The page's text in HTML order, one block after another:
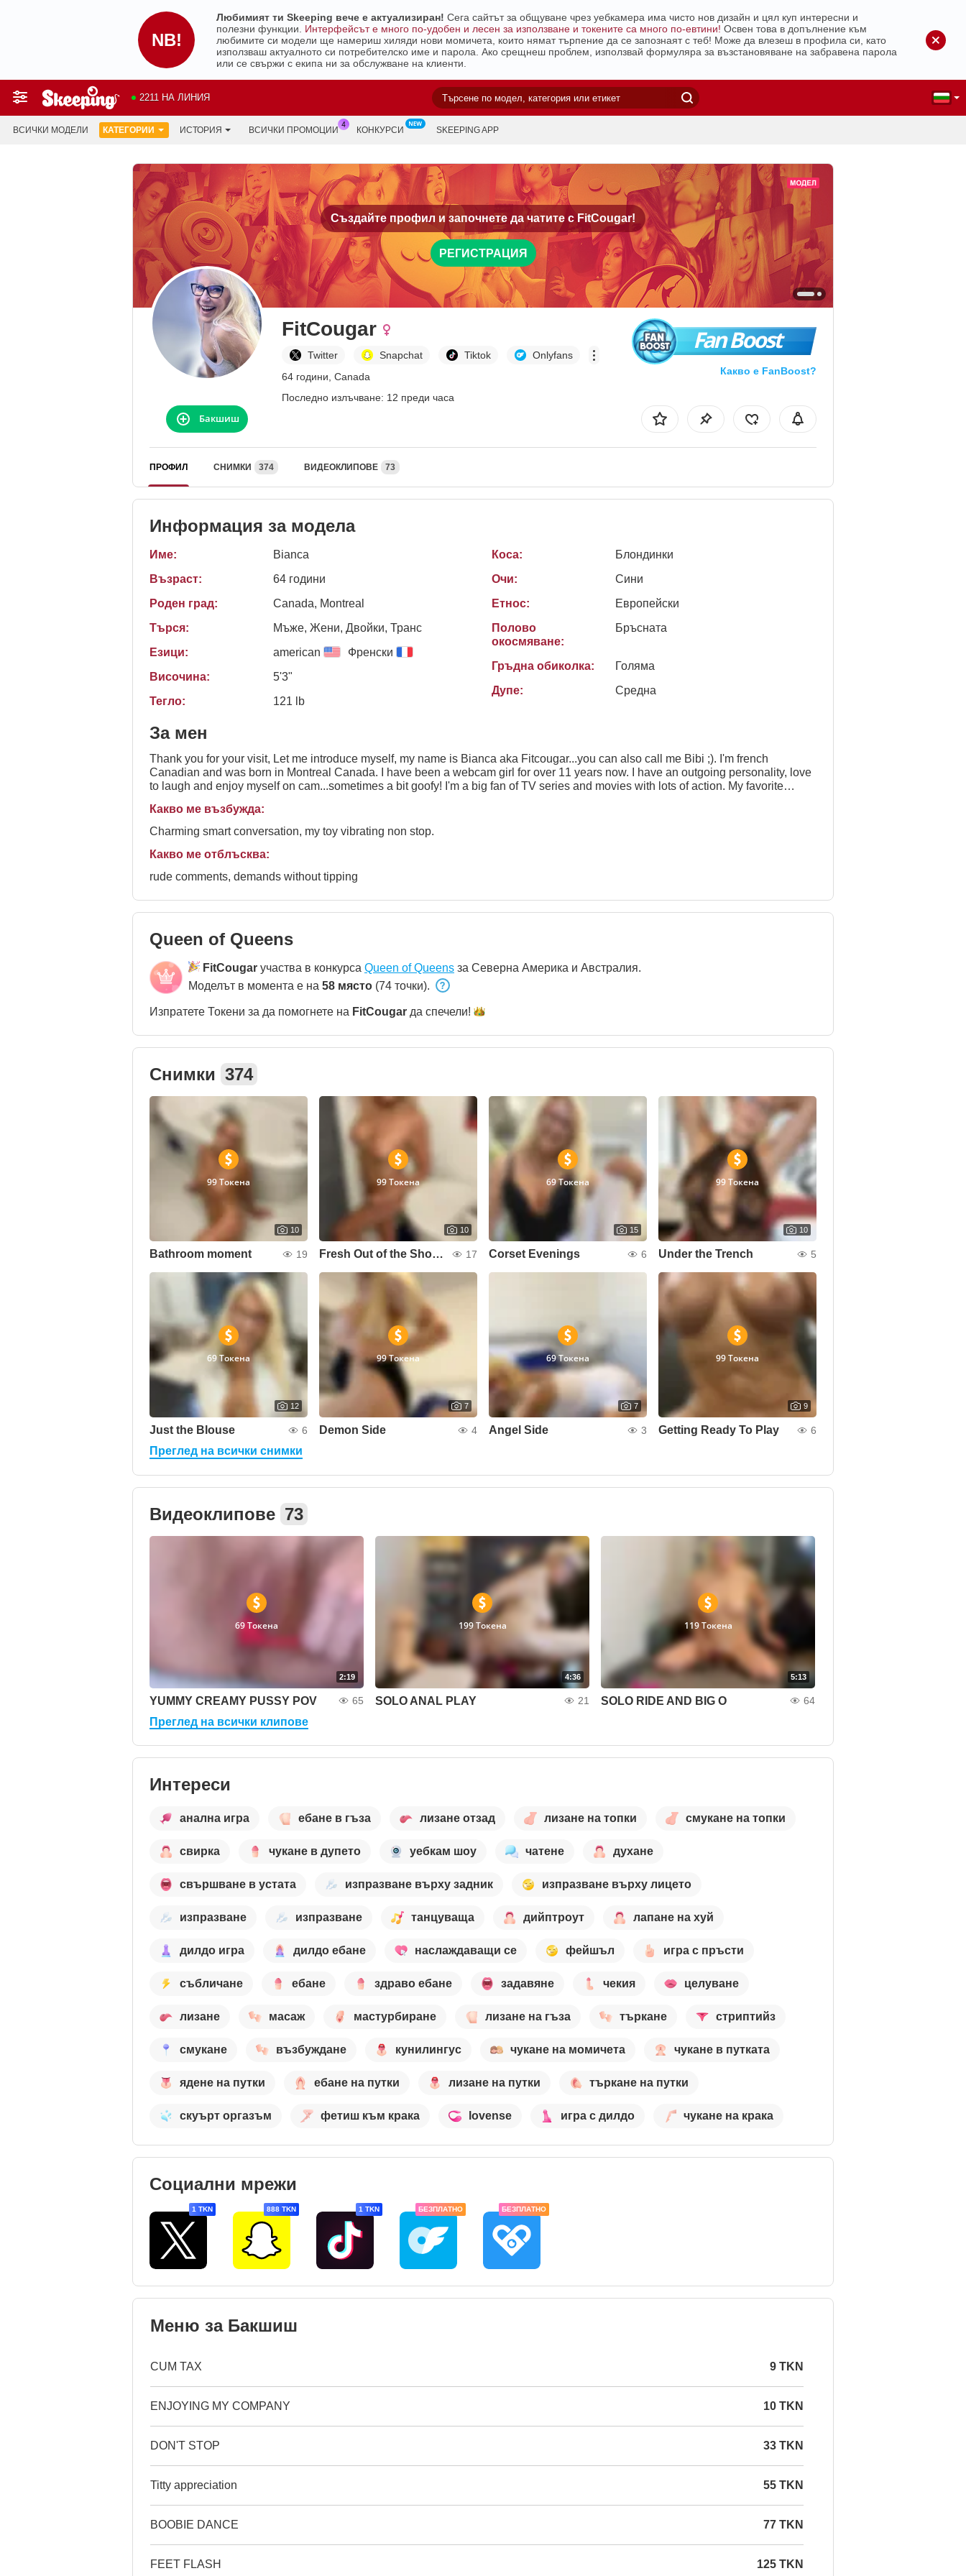
NB!
Любимият ти Skeeping вече е актуализиран! Сега сайтът за общуване чрез уебкамера има чисто нов дизайн и цял куп интересни и
полезни функции. Интерфейсът е много по-удобен и лесен за използване и токените са много по-евтини! Освен това в допълнение към
любимите си модели ще намериш хиляди нови момичета, които нямат търпение да се запознаят с теб! Може да влезеш в профила си, като
използваш актуалното си потребителско име и парола. Ако срещнеш проблем, използвай формуляра за възстановяване на забравена парола
или се свържи с екипа ни за обслужване на клиенти.
2211 НА ЛИНИЯ
ВСИЧКИ МОДЕЛИ КАТЕГОРИИ ИСТОРИЯ ВСИЧКИ ПРОМОЦИИ КОНКУРСИ SKEEPING APP
Създайте профил и започнете да чатите с FitCougar!
РЕГИСТРАЦИЯ
FitCougar
Twitter Snapchat Tiktok
Onlyfans
64 години, Canada
Последно излъчване: 12 преди часа
Fan Boost
Какво е FanBoost?
Бакшиш
ПРОФИЛ СНИМКИ 374 ВИДЕОКЛИПОВЕ 73
Информация за модела
Име:
Bianca
Възраст:
64 години
Роден град:
Canada, Montreal
Търся:
Мъже, Жени, Двойки, Транс
Езици:
american Френски
Височина:
5'3"
Тегло:
121 lb
Коса:
Блондинки
Очи:
Сини
Етнос:
Европейски
Полово
окосмяване:
Бръсната
Гръдна обиколка:
Голяма
Дупе:
Среднa
За мен
Thank you for your visit, Let me introduce myself, my name is Bianca aka Fitcougar...you can also call me Bibi ;). I'm french
Canadian and was born in Montreal Canada. I have been a webcam girl for over 11 years now. I have an outgoing personality, love
to laugh and enjoy myself on cam...sometimes a bit goofy! I'm a big fan of TV series and movies with lots of action. My favorite
Какво ме възбужда:
Charming smart conversation, my toy vibrating non stop.
Какво ме отблъсква:
rude comments, demands without tipping
Queen of Queens
FitCougar участва в конкурса Queen of Queens за Северна Америка и Австралия.
Моделът в момента е на 58 място (74 точки).
Изпратете Токени за да помогнете на FitCougar да спечели!
Снимки 374
99 Токена
10
Bathroom moment 19
99 Токена
10
Fresh Out of the Shower 17
69 Токена
15
Corset Evenings 6
99 Токена
10
Under the Trench 5
69 Токена
12
Just the Blouse 6
99 Токена
7
Demon Side 4
69 Токена
7
Angel Side 3
99 Токена
9
Getting Ready To Play 6
Преглед на всички снимки
Видеоклипове 73
2:19
69 Токена
YUMMY CREAMY PUSSY POV 65
4:36
199 Токена
SOLO ANAL PLAY 21
5:13
119 Токена
SOLO RIDE AND BIG O 64
Преглед на всички клипове
Интереси
анална игра ебане в гъза лизане отзад лизане на топки смукане на топки
свирка чукане в дупето уебкам шоу чатене духане
свършване в устата изпразване върху задник изпразване върху лицето
изпразване изпразване танцуваща дийптроут лапане на хуй
дилдо игра дилдо ебане наслаждаващи се фейшъл игра с пръсти
събличане ебане здраво ебане задавяне чекия целуване
лизане масаж мастурбиране лизане на гъза търкане стриптийз
смукане възбуждане кунилингус чукане на момичета чукане в путката
ядене на путки ебане на путки лизане на путки търкане на путки
скуърт оргазъм фетиш към крака lovense игра с дилдо чукане на крака
Социални мрежи
1 TKN 888 TKN 1 TKN БЕЗПЛАТНО БЕЗПЛАТНО
Меню за Бакшиш
CUM TAX 9 TKN
ENJOYING MY COMPANY 10 TKN
DON'T STOP 33 TKN
Titty appreciation 55 TKN
BOOBIE DANCE 77 TKN
FEET FLASH 125 TKN